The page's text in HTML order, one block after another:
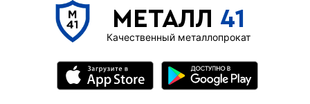
МЕТАЛЛ 41
Качественный металлопрокат